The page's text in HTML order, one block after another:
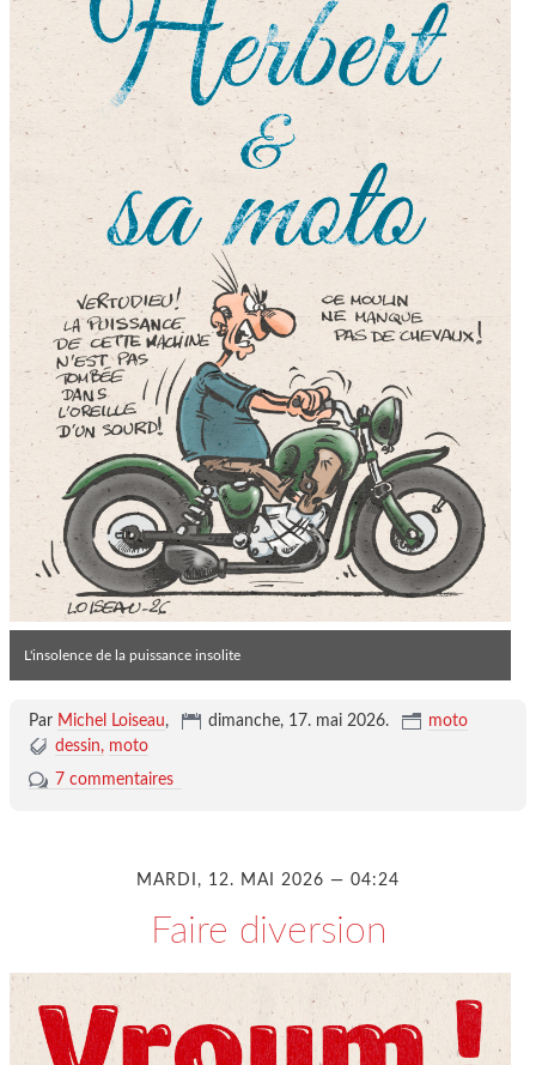
L'insolence de la puissance insolite
Par Michel Loiseau, dimanche, 17. mai 2026.
moto
dessin
moto
7 commentaires
MARDI, 12. MAI 2026 — 04:24
Faire diversion